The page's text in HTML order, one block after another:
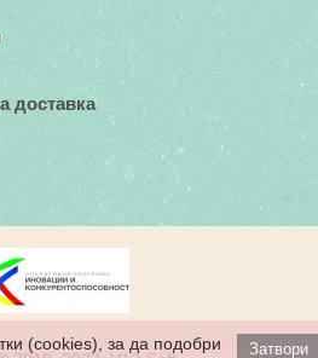
доставка
Затвори
(cookies), за да подобри